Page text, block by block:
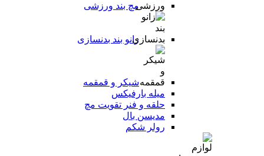
مچ بند ورزشی
زانو بند بدنسازی
شیکر و قمقمه
میله بارفیکس
حلقه و فنر تقویت مچ
مدیسن بال
رولر شکم